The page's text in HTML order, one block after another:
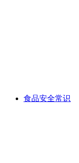
食品安全常识